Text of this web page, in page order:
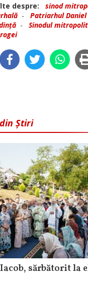
despre: sinod
- Patriarhul Daniel
- Sinodul
Știri
sărbătorit la